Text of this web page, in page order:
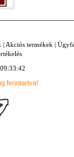
| Akciós termékek |
fenntartva!